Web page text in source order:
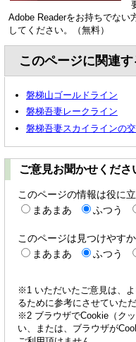
Adobe Readerをお持ちでない
してください。（無料）
このページに関連
磐梯山ゴールドライン
磐梯吾妻レークライン
磐梯吾妻スカイラインの
ご意見お聞かせくださ
このページの情報は役に
まあまあ
ふつう
このページは見つけやす
まあまあ
ふつう
※1 いただいたご意見は、
るために参考にさせていた
※2 ブラウザでCookie（ク
い、または、ブラウザが